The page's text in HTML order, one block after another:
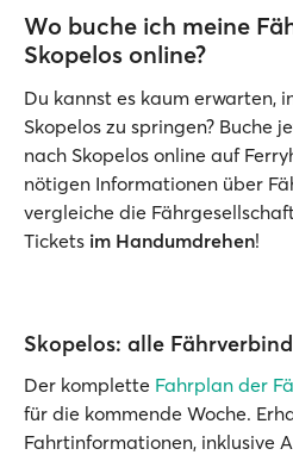
Wo buche ich meine
Skopelos online?
Du kannst es kaum erwarten,
Skopelos zu springen? Buche
nach Skopelos online auf
nötigen Informationen über
vergleiche die
Tickets im Handumdrehen!
Skopelos: alle
Der komplette Fahrplan der
für die kommende Woche.
Fahrtinformationen, inklusive